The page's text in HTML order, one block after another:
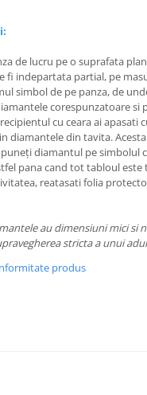
de lucru pe o suprafata
fi indepartata partial, pe
simbol de pe panza, de
corespunzatoare si
cu ceara ai apasati
diamantele din tavita.
diamantul pe simbolul
pana cand tot tabloul
reatasati folia
au dimensiuni mici si
stricta a unui
produs